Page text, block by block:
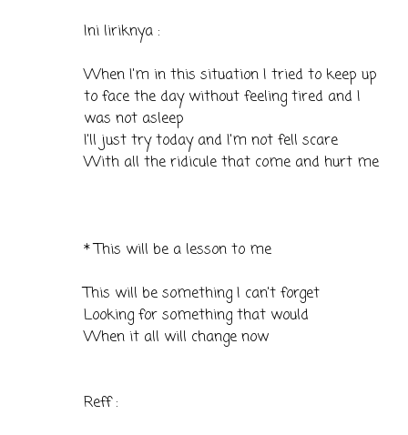
Ini liriknya :
When I'm in this situation I tried to keep up
to face the day without feeling tired and I
was not asleep
I'll just try today and I'm not fell scare
With all the ridicule that come and hurt me
* This will be a lesson to me
This will be something I can't forget
Looking for something that would
When it all will change now
Reff :